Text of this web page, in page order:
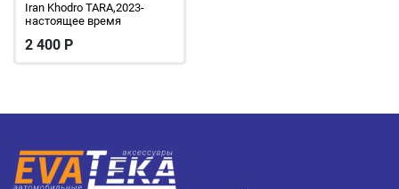
Iran Khodro TARA,2023-
настоящее время
2 400 Р